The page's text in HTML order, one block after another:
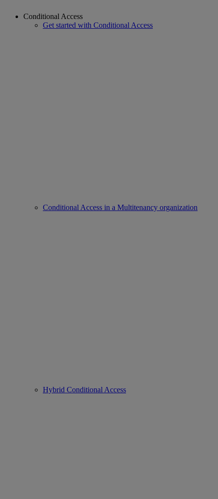
Conditional Access
Get started with Conditional Access
Conditional Access in a Multitenancy organization
Hybrid Conditional Access